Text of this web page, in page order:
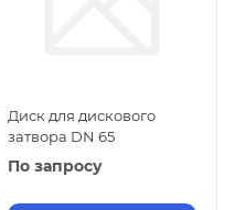
Диск для дискового
затвора DN 65
По запросу